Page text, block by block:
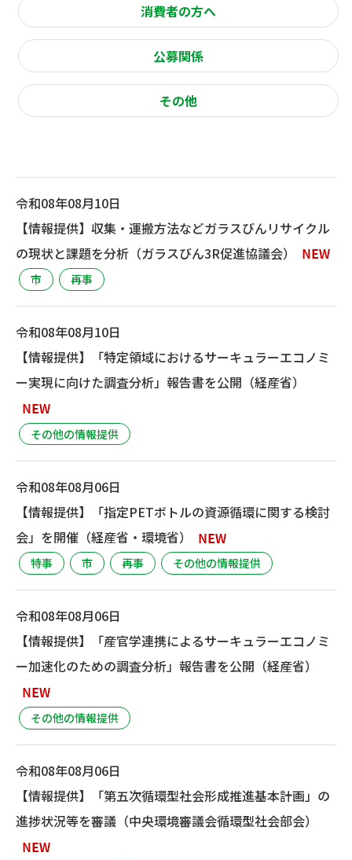
消費者の方へ
公募関係
その他
令和08年08月10日
【情報提供】収集・運搬方法などガラスびんリサイクル
の現状と課題を分析（ガラスびん3R促進協議会）
市 再事
令和08年08月10日
【情報提供】「特定領域におけるサーキュラーエコノミ
ー実現に向けた調査分析」報告書を公開（経産省）
その他の情報提供
令和08年08月06日
【情報提供】「指定PETボトルの資源循環に関する検討
会」を開催（経産省・環境省）
特事 市 再事 その他の情報提供
令和08年08月06日
【情報提供】「産官学連携によるサーキュラーエコノミ
ー加速化のための調査分析」報告書を公開（経産省）
その他の情報提供
令和08年08月06日
【情報提供】「第五次循環型社会形成推進基本計画」の
進捗状況等を審議（中央環境審議会循環型社会部会）